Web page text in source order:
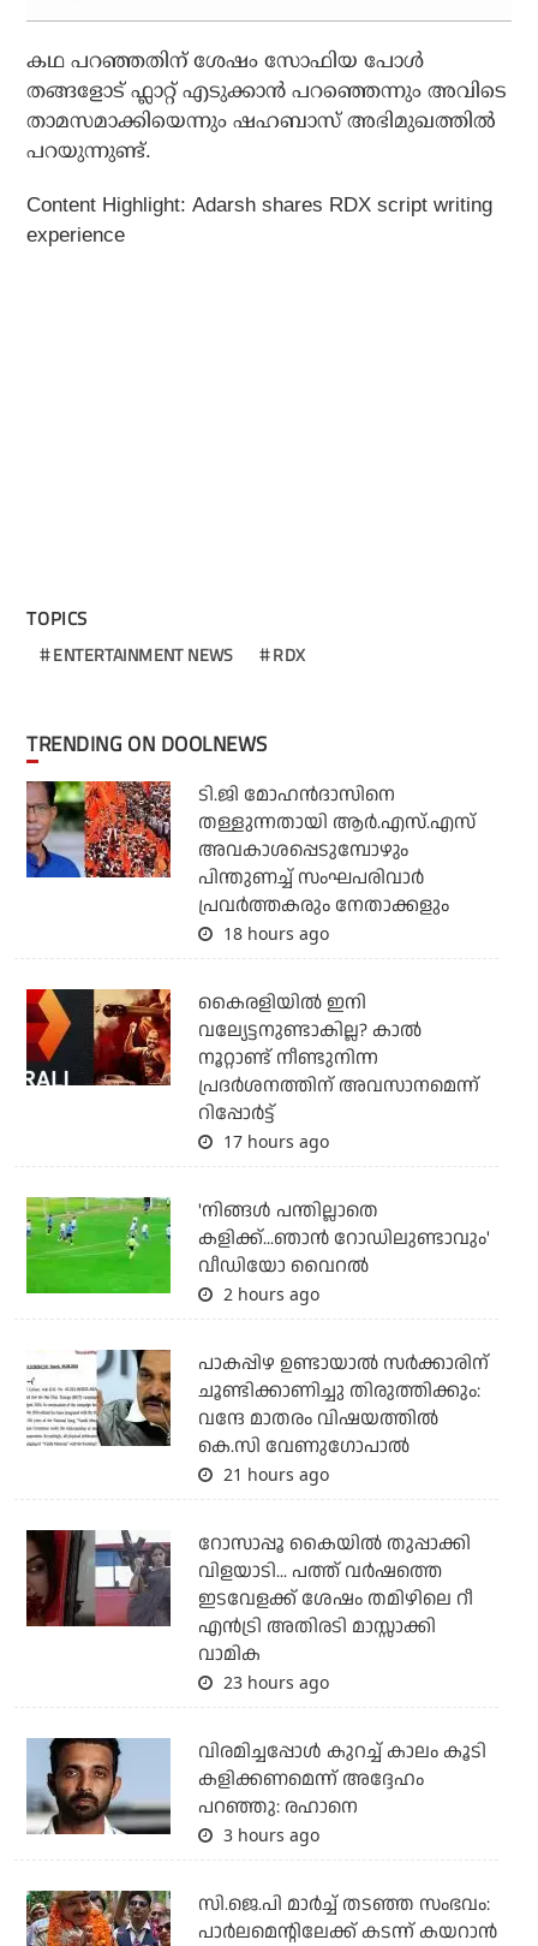
കഥ പറഞ്ഞതിന് ശേഷം സോഫിയ പോൾ
തങ്ങളോട് ഫ്ലാറ്റ് എടുക്കാൻ പറഞ്ഞെന്നും അവിടെ
താമസമാക്കിയെന്നും ഷഹബാസ് അഭിമുഖത്തിൽ
പറയുന്നുണ്ട്.
Content Highlight: Adarsh shares RDX script writing
experience
TOPICS
ENTERTAINMENT NEWS RDX
TRENDING ON DOOLNEWS
ടി.ജി മോഹന്‍ദാസിനെ
തള്ളുന്നതായി ആര്‍.എസ്.എസ്
അവകാശപ്പെടുമ്പോഴും
പിന്തുണച്ച് സംഘപരിവാര്‍
പ്രവര്‍ത്തകരും നേതാക്കളും
18 hours ago
കൈരളിയില്‍ ഇനി
വല്യേട്ടനുണ്ടാകില്ല? കാല്‍
നൂറ്റാണ്ട് നീണ്ടുനിന്ന
പ്രദര്‍ശനത്തിന് അവസാനമെന്ന്
റിപ്പോര്‍ട്ട്
17 hours ago
'നിങ്ങള്‍ പന്തില്ലാതെ
കളിക്ക്...ഞാന്‍ റോഡിലുണ്ടാവും'
വീഡിയോ വൈറല്‍
2 hours ago
പാകപ്പിഴ ഉണ്ടായാല്‍ സര്‍ക്കാരിന്
ചൂണ്ടിക്കാണിച്ചു തിരുത്തിക്കും:
വന്ദേ മാതരം വിഷയത്തില്‍
കെ.സി വേണുഗോപാല്‍
21 hours ago
റോസാപ്പൂ കൈയില്‍ തുപ്പാക്കി
വിളയാടി... പത്ത് വര്‍ഷത്തെ
ഇടവേളക്ക് ശേഷം തമിഴിലെ റീ
എന്‍ട്രി അതിരടി മാസ്സാക്കി
വാമിക
23 hours ago
വിരമിച്ചപ്പോള്‍ കുറച്ച് കാലം കൂടി
കളിക്കണമെന്ന് അദ്ദേഹം
പറഞ്ഞു: രഹാനെ
3 hours ago
സി.ജെ.പി മാര്‍ച്ച് തടഞ്ഞ സംഭവം:
പാര്‍ലമെന്റിലേക്ക് കടന്ന് കയറാന്‍